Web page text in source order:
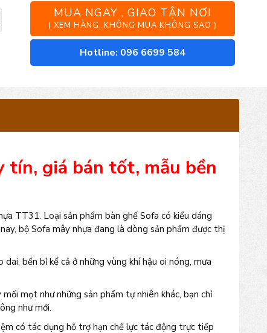
MUA NGAY , GIAO TẬN NƠI
( XEM HÀNG, KHÔNG MUA KHÔNG SAO )
Hotline: 096 6699 584
tín, giá bán tốt, mẫu bền
TT31. Loại sản phẩm bàn ghế Sofa có kiểu dáng
bộ Sofa mây nhựa đang là dòng sản phẩm được thị
bền bỉ kể cả ở những vùng khí hậu oi nóng, mưa
mọt như những sản phẩm tự nhiên khác, bạn chỉ
như mới.
có tác dụng hỗ trợ hạn chế lực tác động trực tiếp